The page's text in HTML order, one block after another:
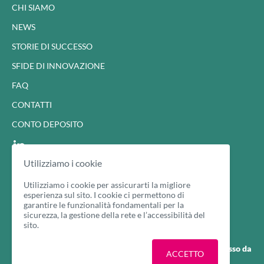
CHI SIAMO
NEWS
STORIE DI SUCCESSO
SFIDE DI INNOVAZIONE
FAQ
CONTATTI
CONTO DEPOSITO
Digital Factory è il programma di Open Innovation promosso da
Utilizziamo i cookie
Utilizziamo i cookie per assicurarti la migliore
esperienza sul sito. I cookie ci permettono di
garantire le funzionalità fondamentali per la
sicurezza, la gestione della rete e l’accessibilità del
sito.
ACCETTO